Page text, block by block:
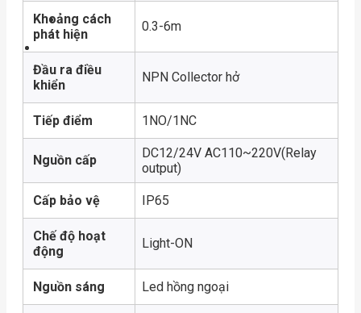
Khoảng cách
phát hiện
0.3-6m
Đầu ra điều
khiển
NPN Collector hở
Tiếp điểm 1NO/1NC
Nguồn cấp
DC12/24V AC110~220V(Relay
output)
Cấp bảo vệ IP65
Chế độ hoạt
động
Light-ON
Nguồn sáng Led hồng ngoại